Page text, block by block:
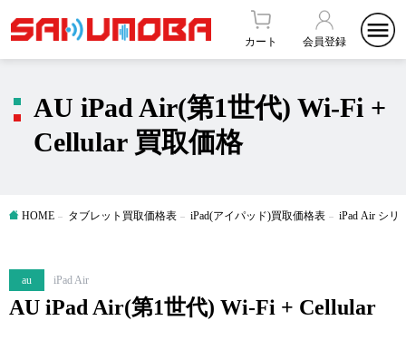
カート 会員登録
AU iPad Air(第1世代) Wi-Fi +
Cellular 買取価格
HOME タブレット買取価格表 iPad(アイパッド)買取価格表 iPad Air シリ
au iPad Air
AU iPad Air(第1世代) Wi-Fi + Cellular